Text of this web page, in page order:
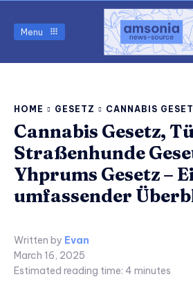
Menu
HOME GESETZ CANNABIS
Cannabis Gesetz,
Straßenhunde
Yhprums Gesetz –
umfassender
Written by Evan
March 16, 2025
Estimated reading time: 4 minutes